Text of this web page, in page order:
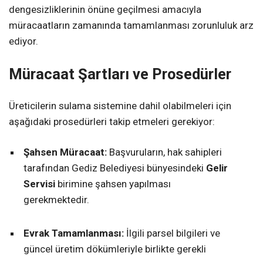
dengesizliklerinin önüne geçilmesi amacıyla
müracaatların zamanında tamamlanması zorunluluk arz
ediyor.
Müracaat Şartları ve Prosedürler
Üreticilerin sulama sistemine dahil olabilmeleri için
aşağıdaki prosedürleri takip etmeleri gerekiyor:
Şahsen Müracaat: Başvuruların, hak sahipleri
tarafından Gediz Belediyesi bünyesindeki Gelir
Servisi birimine şahsen yapılması
gerekmektedir.
Evrak Tamamlanması: İlgili parsel bilgileri ve
güncel üretim dökümleriyle birlikte gerekli